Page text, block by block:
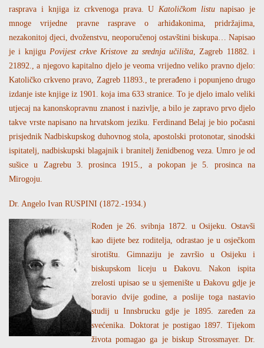
rasprava i knjiga iz crkvenoga prava. U Katoličkom listu napisao je
mnoge vrijedne pravne rasprave o arhiđakonima, pridržajima,
nezakonitoj djeci, dvoženstvu, neoporučenoj ostavštini biskupa… Napisao
je i knjigu Povijest crkve Kristove za srednja učilišta , Zagreb 11882. i
21892., a njegovo kapitalno djelo je veoma vrijedno veliko pravno djelo:
Katoličko crkveno pravo, Zagreb 11893., te prerađeno i popunjeno drugo
izdanje iste knjige iz 1901. koja ima 633 stranice. To je djelo imalo veliki
utjecaj na kanonskopravnu znanost i nazivlje, a bilo je zapravo prvo djelo
takve vrste napisano na hrvatskom jeziku. Ferdinand Belaj je bio počasni
prisjednik Nadbiskupskog duhovnog stola, apostolski protonotar, sinodski
ispitatelj, nadbiskupski blagajnik i branitelj ženidbenog veza. Umro je od
sušice u Zagrebu 3. prosinca 1915., a pokopan je 5. prosinca na
Mirogoju.
Dr. Angelo Ivan RUSPINI (1872.-1934.)
Rođen je 26. svibnja 1872. u Osijeku. Ostavši
kao dijete bez roditelja, odrastao je u osječkom
sirotištu. Gimnaziju je završio u Osijeku i
biskupskom liceju u Đakovu. Nakon ispita
zrelosti upisao se u sjemenište u Đakovu gdje je
boravio dvije godine, a poslije toga nastavio
studij u Innsbrucku gdje je 1895. zaređen za
svećenika. Doktorat je postigao 1897. Tijekom
života pomagao ga je biskup Strossmayer. Dr.